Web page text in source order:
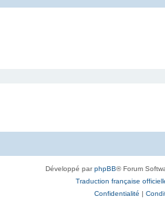
Développé parphpBB® Forum
Traduction française
Confidentialité |